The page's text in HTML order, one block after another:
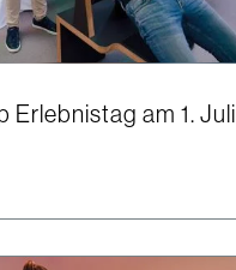
Erlebnistag am 1. Juli